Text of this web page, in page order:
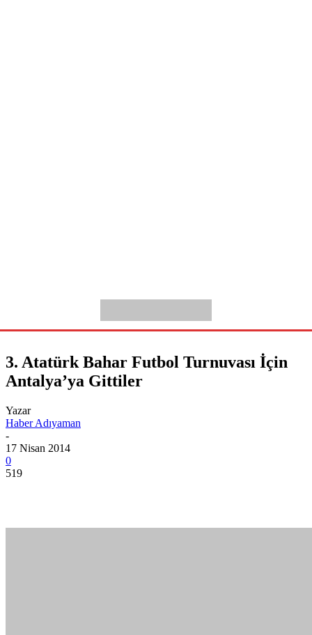
3. Atatürk Bahar Futbol Turnuvası İçin
Antalya’ya Gittiler
Yazar
Haber Adıyaman
-
17 Nisan 2014
0
519